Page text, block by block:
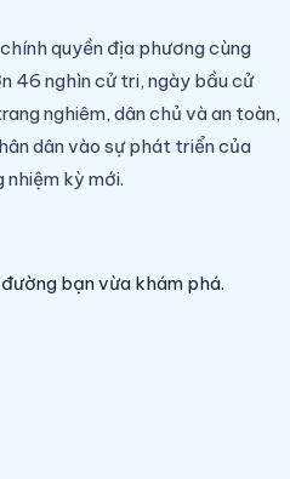
quyền địa phương cùng
46 nghìn cử tri, ngày bầu cử
nghiêm, dân chủ và an toàn,
dân vào sự phát triển của
kỳ mới.
bạn vừa khám phá.